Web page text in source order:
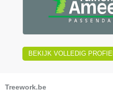
BEKIJK VOLLEDIG PROFIEL
Treework.be